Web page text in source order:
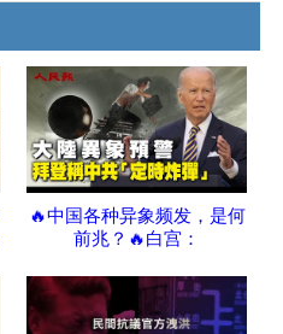
🔥中国各种异象频发，是何
前兆？🔥白宫：